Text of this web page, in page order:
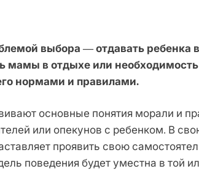
выбора — отдавать ребенка
мамы в отдыхе или
нормами и правилами.
основные понятия морали и
или опекунов с ребенком. В
проявить свою
поведения будет уместна в той